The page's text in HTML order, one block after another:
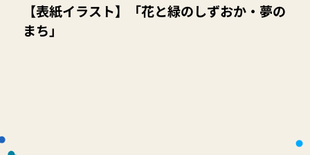
【表紙イラスト】「花と緑のしずおか・夢の
まち」